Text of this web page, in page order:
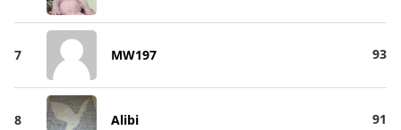
7 MW197 93
8 Alibi 91